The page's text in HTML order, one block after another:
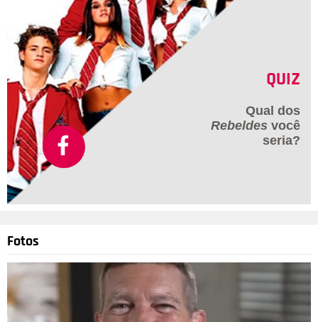
QUIZ
Qual dos
Rebeldes você
seria?
Fotos